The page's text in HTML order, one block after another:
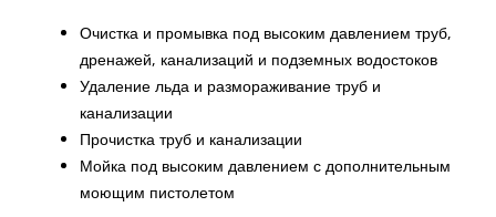
Очистка и промывка под высоким давлением труб,
дренажей, канализаций и подземных водостоков
Удаление льда и размораживание труб и
канализации
Прочистка труб и канализации
Мойка под высоким давлением с дополнительным
моющим пистолетом